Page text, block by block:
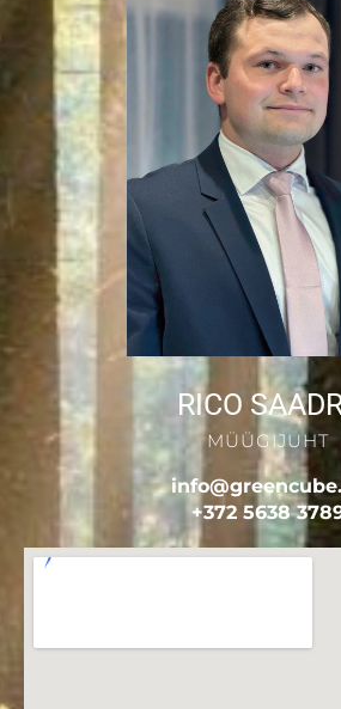
RICO
MÜÜGIJUHT
+372 5638